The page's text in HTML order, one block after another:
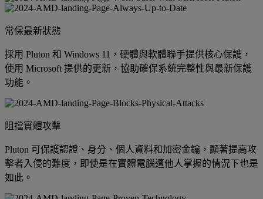
常保最新狀態
採用 Pluton 和 Windows 11，硬體與軟體聯手提供核心保護，
使用 Microsoft 提供的更新，協助確保系統完整性與最新保護
功能。
阻擋實體攻擊
Pluton 可保護認證、身分、個人資料和加密金鑰，顯著提高攻
擊者入侵的難度，即使是在實體電腦遭他人掌握的情況下也是
如此。